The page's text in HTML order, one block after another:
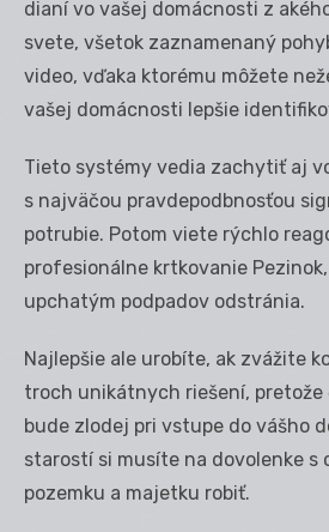
dianí vo vašej domácnosti z
svete, všetok zaznamenaný
video, vďaka ktorému môžete
vašej domácnosti lepšie
Tieto systémy vedia zachytiť aj
s najväčou pravdepodbnosťou
potrubie. Potom viete rýchlo
profesionálne krtkovanie
upchatým podpadov odstránia.
Najlepšie ale urobíte, ak zvážite
troch unikátnych riešení, pretože
bude zlodej pri vstupe do vášho
starostí si musíte na dovolenke s
pozemku a majetku robiť.